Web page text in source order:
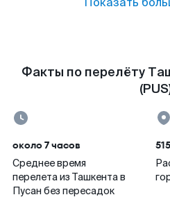
Факты по перелёту
около 7 часов
Среднее время
перелета из Ташкента в
Пусан без пересадок